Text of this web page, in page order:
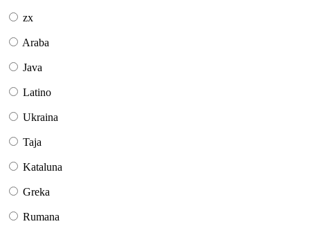
zx
Araba
Java
Latino
Ukraina
Taja
Kataluna
Greka
Rumana